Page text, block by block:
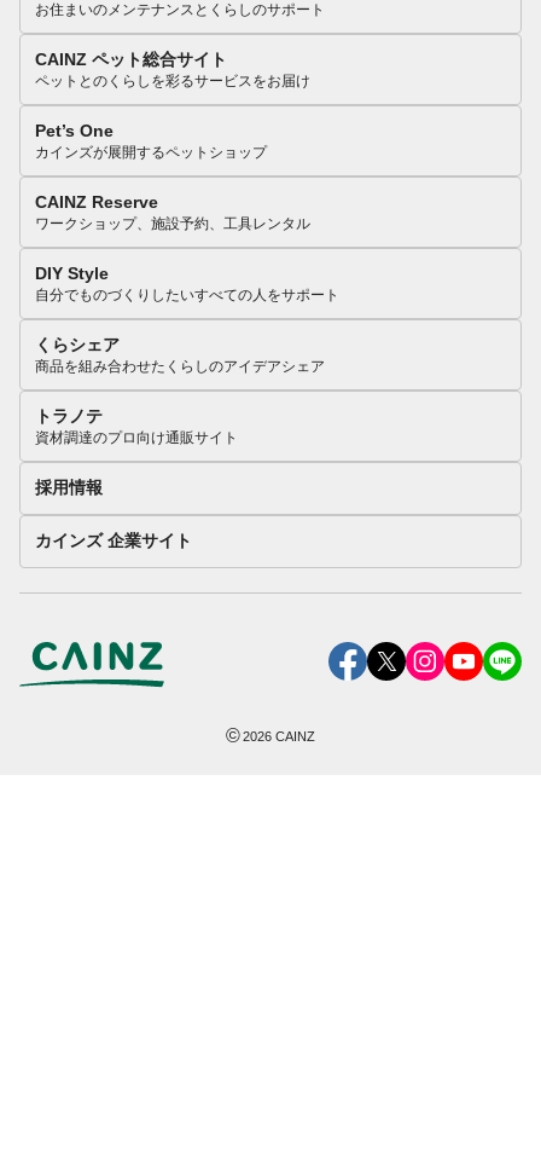
お住まいのメンテナンスとくらしのサポート
CAINZ ペット総合サイト
ペットとのくらしを彩るサービスをお届け
Pet’s One
カインズが展開するペットショップ
CAINZ Reserve
ワークショップ、施設予約、工具レンタル
DIY Style
自分でものづくりしたいすべての人をサポート
くらシェア
商品を組み合わせたくらしのアイデアシェア
トラノテ
資材調達のプロ向け通販サイト
採用情報
カインズ 企業サイト
©2026 CAINZ